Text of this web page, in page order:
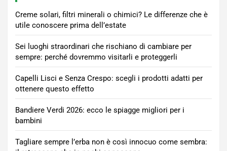
Creme solari, filtri minerali o chimici? Le differenze che è
utile conoscere prima dell’estate
Sei luoghi straordinari che rischiano di cambiare per
sempre: perché dovremmo visitarli e proteggerli
Capelli Lisci e Senza Crespo: scegli i prodotti adatti per
ottenere questo effetto
Bandiere Verdi 2026: ecco le spiagge migliori per i
bambini
Tagliare sempre l’erba non è così innocuo come sembra: